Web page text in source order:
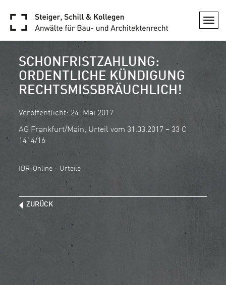
SCHONFRISTZAHLUNG:
ORDENTLICHE KÜNDIGUNG
RECHTSMISSBRÄUCHLICH!
Veröffentlicht: 24. Mai 2017
AG Frankfurt/Main, Urteil vom 31.03.2017 – 33 C
1414/16
IBR-Online - Urteile
ZURÜCK